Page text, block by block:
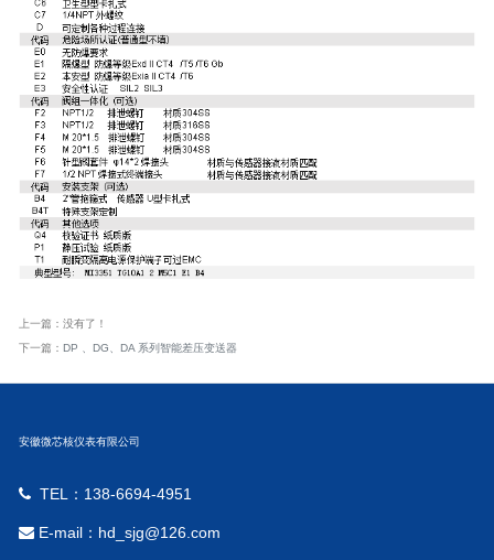
上一篇：没有了！
下一篇：DP 、DG、DA 系列智能差压变送器
安徽微芯核仪表有限公司
TEL：138-6694-4951
E-mail：hd_sjg@126.com